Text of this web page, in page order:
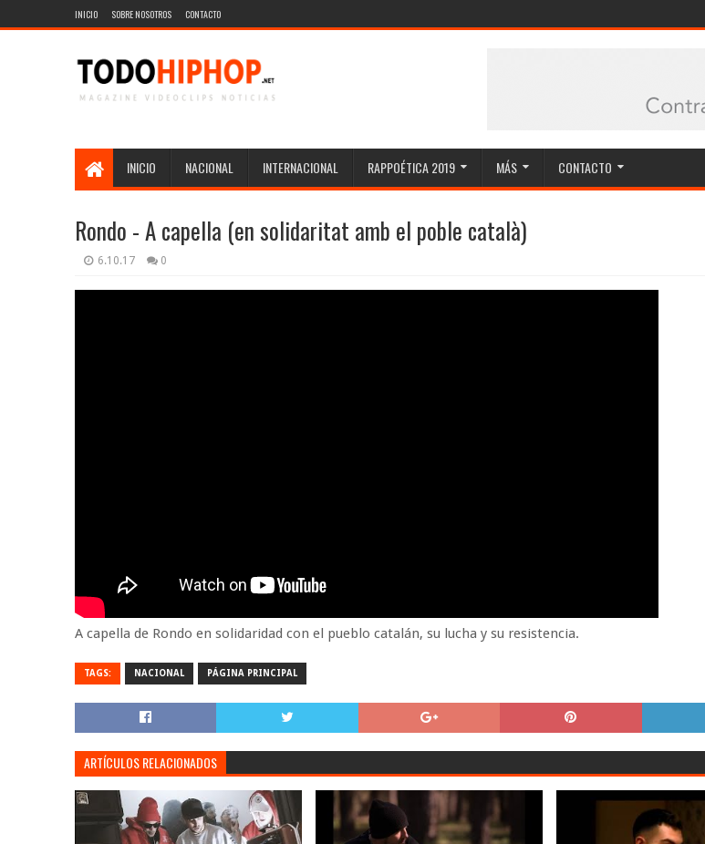
INICIO SOBRE NOSOTROS CONTACTO
INICIO NACIONAL INTERNACIONAL RAPPOÉTICA 2019 MÁS CONTACTO
Rondo - A capella (en solidaritat amb el poble català)
6.10.17 0
A capella de Rondo en solidaridad con el pueblo catalán, su lucha y su resistencia.
TAGS: NACIONAL PÁGINA PRINCIPAL
ARTÍCULOS RELACIONADOS